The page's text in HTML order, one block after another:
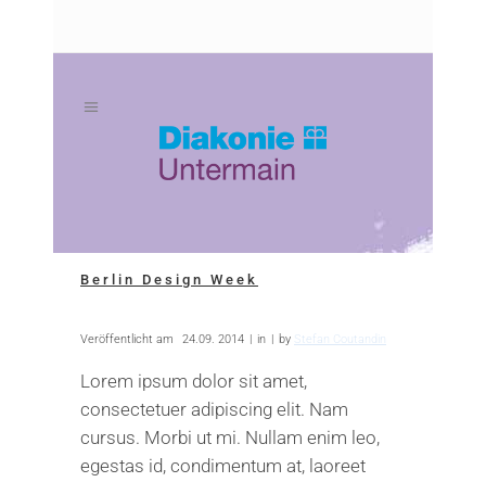
Berlin Design Week
Veröffentlicht am 24.09. 2014 in by Stefan Coutandin
Lorem ipsum dolor sit amet,
consectetuer adipiscing elit. Nam
cursus. Morbi ut mi. Nullam enim leo,
egestas id, condimentum at, laoreet